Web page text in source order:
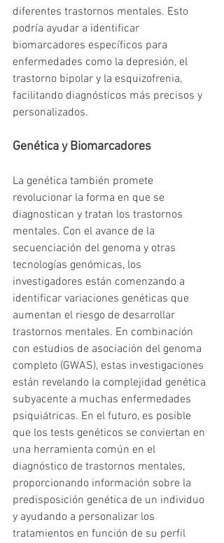
diferentes trastornos mentales. Esto
podría ayudar a identificar
biomarcadores específicos para
enfermedades como la depresión, el
trastorno bipolar y la esquizofrenia,
facilitando diagnósticos más precisos y
personalizados.
Genética y Biomarcadores
La genética también promete
revolucionar la forma en que se
diagnostican y tratan los trastornos
mentales. Con el avance de la
secuenciación del genoma y otras
tecnologías genómicas, los
investigadores están comenzando a
identificar variaciones genéticas que
aumentan el riesgo de desarrollar
trastornos mentales. En combinación
con estudios de asociación del genoma
completo (GWAS), estas investigaciones
están revelando la complejidad genética
subyacente a muchas enfermedades
psiquiátricas. En el futuro, es posible
que los tests genéticos se conviertan en
una herramienta común en el
diagnóstico de trastornos mentales,
proporcionando información sobre la
predisposición genética de un individuo
y ayudando a personalizar los
tratamientos en función de su perfil